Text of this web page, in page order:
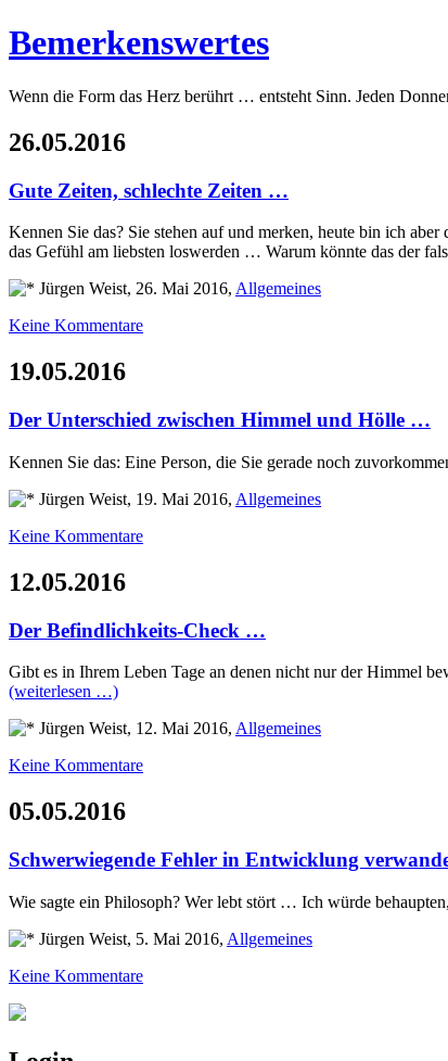
Bemerkenswertes
Wenn die Form das Herz berührt … entsteht Sinn. Jeden
26.05.2016
Gute Zeiten, schlechte Zeiten …
Kennen Sie das? Sie stehen auf und merken, heute bin ich
das Gefühl am liebsten loswerden … Warum könnte das der
Jürgen Weist, 26. Mai 2016, Allgemeines
Keine Kommentare
19.05.2016
Der Unterschied zwischen Himmel und Hölle …
Kennen Sie das: Eine Person, die Sie gerade noch
Jürgen Weist, 19. Mai 2016, Allgemeines
Keine Kommentare
12.05.2016
Der Befindlichkeits-Check …
Gibt es in Ihrem Leben Tage an denen nicht nur der Himmel
(weiterlesen …)
Jürgen Weist, 12. Mai 2016, Allgemeines
Keine Kommentare
05.05.2016
Schwerwiegende Fehler in Entwicklung
Wie sagte ein Philosoph? Wer lebt stört … Ich würde
Jürgen Weist, 5. Mai 2016, Allgemeines
Keine Kommentare